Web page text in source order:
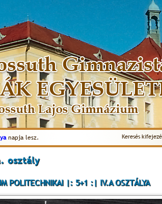
napja lesz. Keresés
osztály
POLITECHNIKAI |: 5+1 :| IV.A OSZTÁLYA